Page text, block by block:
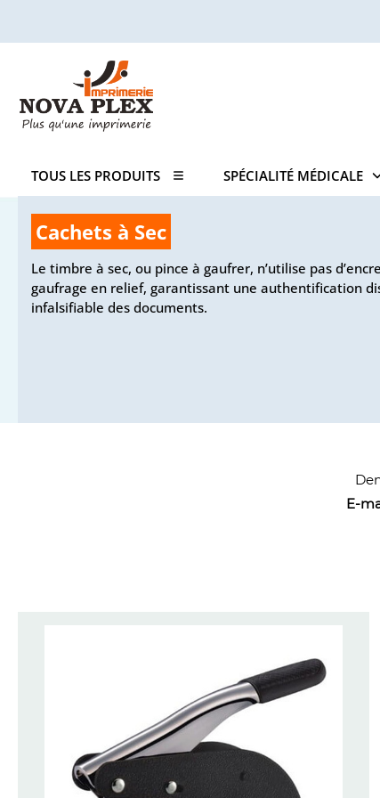
TOUS LES PRODUITS SPÉCIALITÉ MÉDICALE
Cachets à Sec
Le timbre à sec, ou pince à gaufrer, n’utilise pas
gaufrage en relief, garantissant une authentification
infalsifiable des documents.
E-